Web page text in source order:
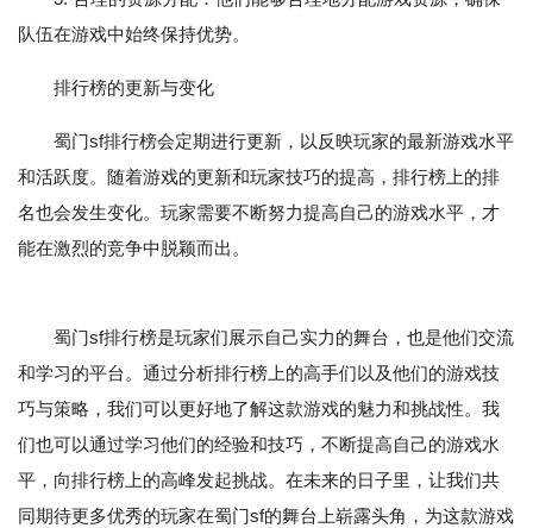
队伍在游戏中始终保持优势。
排行榜的更新与变化
蜀门sf排行榜会定期进行更新，以反映玩家的最新游戏水平
和活跃度。随着游戏的更新和玩家技巧的提高，排行榜上的排
名也会发生变化。玩家需要不断努力提高自己的游戏水平，才
能在激烈的竞争中脱颖而出。
蜀门sf排行榜是玩家们展示自己实力的舞台，也是他们交流
和学习的平台。通过分析排行榜上的高手们以及他们的游戏技
巧与策略，我们可以更好地了解这款游戏的魅力和挑战性。我
们也可以通过学习他们的经验和技巧，不断提高自己的游戏水
平，向排行榜上的高峰发起挑战。在未来的日子里，让我们共
同期待更多优秀的玩家在蜀门sf的舞台上崭露头角，为这款游戏